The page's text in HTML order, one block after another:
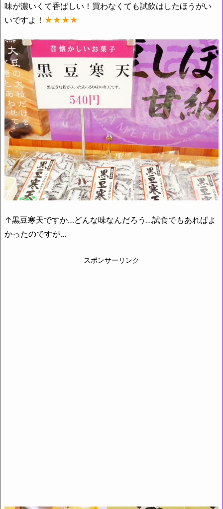
味が濃いくて香ばしい！買わなくても試飲はしたほうがい
いですよ！ ★★★★
↑黒豆寒天ですか…どんな味なんだろう…試食でもあればよ
かったのですが…
スポンサーリンク